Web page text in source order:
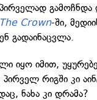
The Crown-ში,
გადაინაცვლა.
იყო იმით,
რიგში კი
ნახა კი დრამა?